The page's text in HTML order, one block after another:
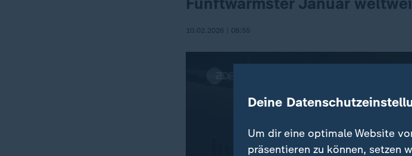
10.02.2026 | 08:55
Deine
Um dir eine optimale Website
präsentieren zu können, setzen